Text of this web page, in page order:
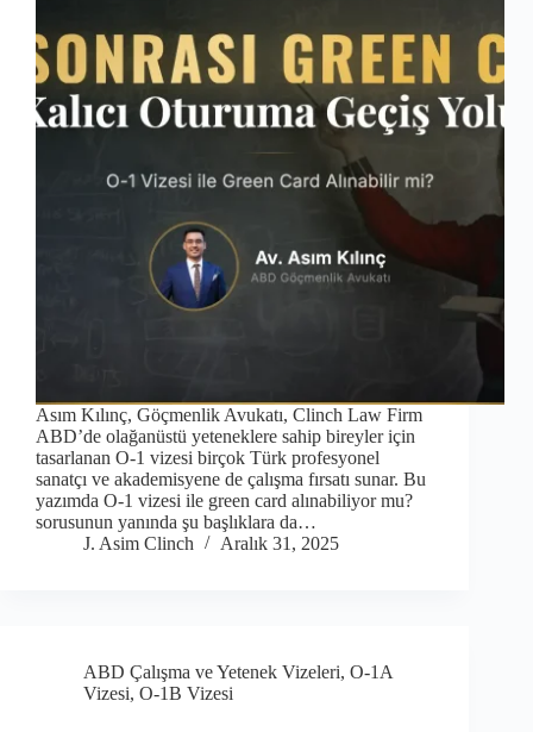
Asım Kılınç, Göçmenlik Avukatı, Clinch Law Firm
ABD’de olağanüstü yeteneklere sahip bireyler için
tasarlanan O-1 vizesi birçok Türk profesyonel
sanatçı ve akademisyene de çalışma fırsatı sunar. Bu
yazımda O-1 vizesi ile green card alınabiliyor mu?
sorusunun yanında şu başlıklara da…
J. Asim Clinch
Aralık 31, 2025
ABD Çalışma ve Yetenek Vizeleri, O-1A
Vizesi, O-1B Vizesi